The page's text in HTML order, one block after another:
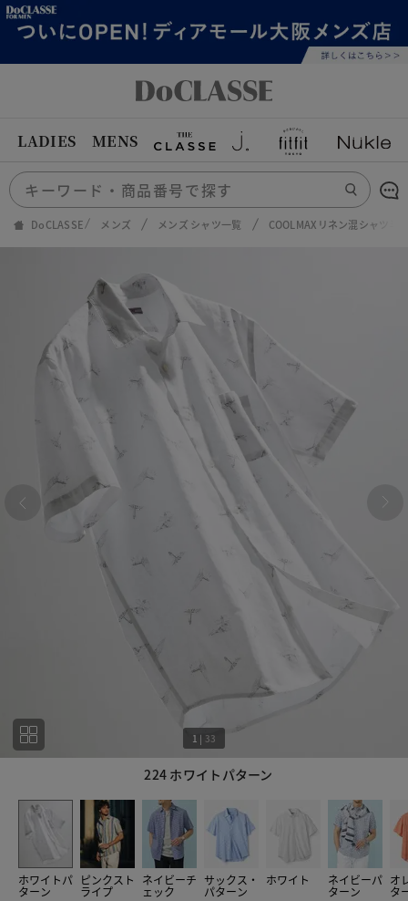
LADIES MENS
DoCLASSE メンズ メンズ シャツ一覧 COOLMAXリネン混シャツ半
224 ホワイトパターン
1 | 33
ホワイトパ
ターン
ピンクスト
ライプ
ネイビーチ
ェック
サックス・
パターン
ホワイト ネイビーパ
ターン
オ
タ
1
この商品をシェアする